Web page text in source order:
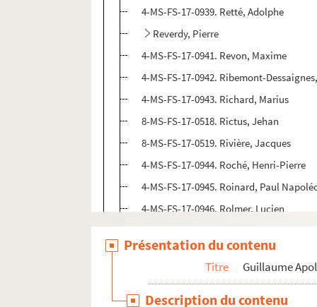
4-MS-FS-17-0939. Retté, Adolphe
Reverdy, Pierre
4-MS-FS-17-0941. Revon, Maxime
4-MS-FS-17-0942. Ribemont-
4-MS-FS-17-0943. Richard, Marius
8-MS-FS-17-0518. Rictus, Jehan
8-MS-FS-17-0519. Rivière, Jacques
4-MS-FS-17-0944. Roché, Henri-Pierre
4-MS-FS-17-0945. Roinard, Paul
4-MS-FS-17-0946. Rolmer, Lucien
Romains, Jules
Rosenberg, Léonce
Rousseau, Henri
Rouveyre, André
Présentation du contenu
Titre Guillaume
Description du contenu